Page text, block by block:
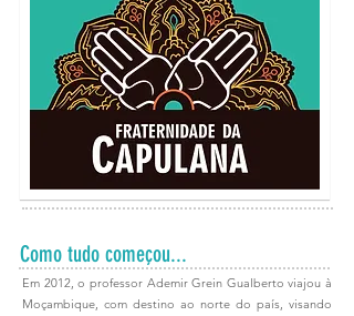
Como tudo começou...
Em 2012, o professor Ademir Grein Gualberto viajou à
Moçambique, com destino ao norte do país, visando